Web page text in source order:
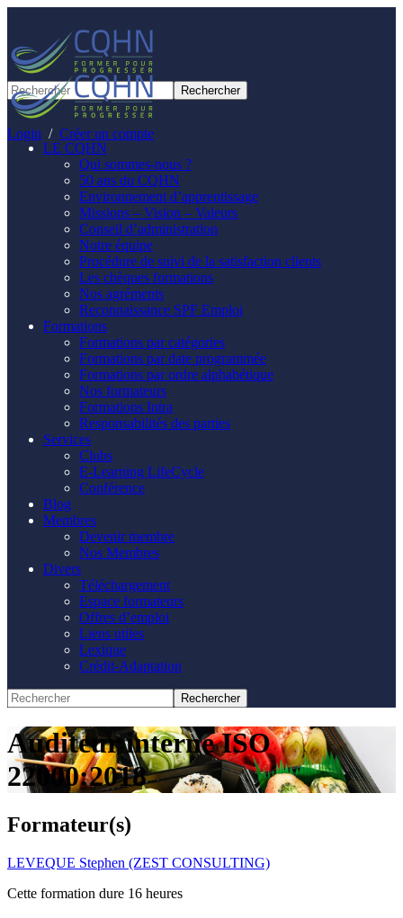
Login / Créer un compte
LE CQHN
Qui sommes-nous ?
50 ans du CQHN
Environnement d’apprentissage
Missions – Vision – Valeurs
Conseil d’administration
Notre équipe
Procédure de suivi de la satisfaction clients
Les chèques formations
Nos agréments
Reconnaissance SPF Emploi
Formations
Formations par catégories
Formations par date programmée
Formations par ordre alphabétique
Nos formateurs
Formations Intra
Responsabilités des parties
Services
Clubs
E-Learning LifeCycle
Conférence
Blog
Membres
Devenir membre
Nos Membres
Divers
Téléchargement
Espace formateurs
Offres d’emploi
Liens utiles
Lexique
Crédit-Adaptation
Auditeur interne ISO
22000:2018
Formateur(s)
LEVEQUE Stephen (ZEST CONSULTING)
Cette formation dure 16 heures
Panneau de gestion des cookies